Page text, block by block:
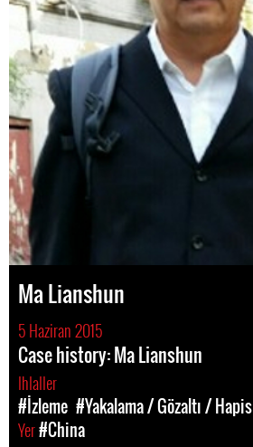
Ma Lianshun
5 Haziran 2015
Case history: Ma Lianshun
Ihlaller
#İzleme #Yakalama / Gözaltı / Hapis
Yer#China